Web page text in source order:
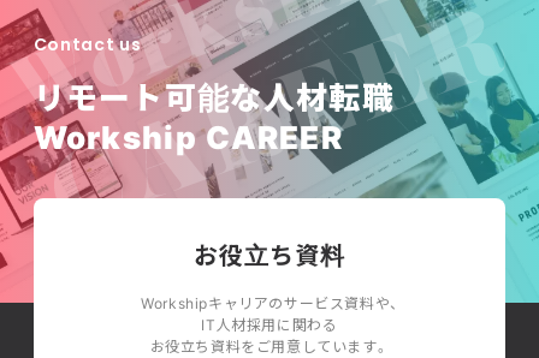
Contact us
リモート可能な人材転職
Workship CAREER
お役立ち資料
Workshipキャリアのサービス資料や、
IT人材採用に関わる
お役立ち資料をご用意しています。